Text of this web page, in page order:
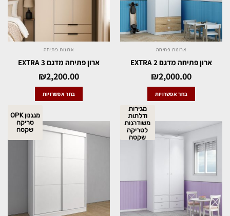
ארונות פתיחה
ארון פתיחה מדגם EXTRA 2
₪2,000.00
בחר אפשרויות
ארונות פתיחה
ארון פתיחה מדגם EXTRA 3
₪2,200.00
בחר אפשרויות
מגירות
ודלתות
משודרגות
לטריקה
שקטה
מנגנון OPK
טריקה
שקטה